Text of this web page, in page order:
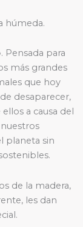
húmeda.
Pensada para
más grandes
que hoy
desaparecer,
a causa del
planeta sin
de la madera,
les dan